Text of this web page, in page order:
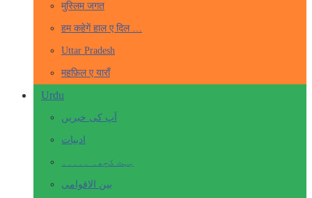
मुस्लिम जगत
हम कहेगें हाल ए दिल …
Uttar Pradesh
महफ़िल ए याराँ
Urdu
آپ کی خبریں
ادبیات
بہت کچھ۔ ۔۔۔۔۔
بین الاقوامی